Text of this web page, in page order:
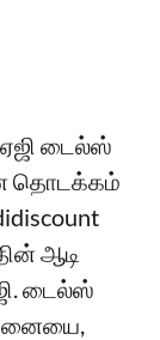
டைல்ஸ்
தொடக்கம்
ஆடி
டைல்ஸ்